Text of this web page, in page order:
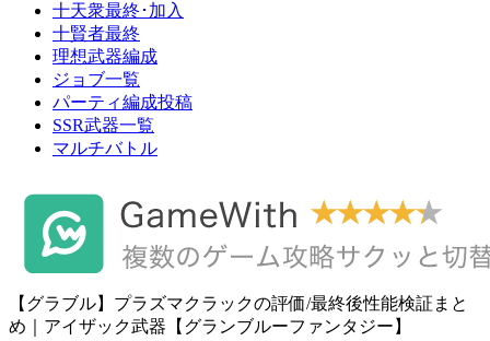
十天衆最終･加入
十賢者最終
理想武器編成
ジョブ一覧
パーティ編成投稿
SSR武器一覧
マルチバトル
【グラブル】プラズマクラックの評価/最終後性能検証まと
め｜アイザック武器【グランブルーファンタジー】